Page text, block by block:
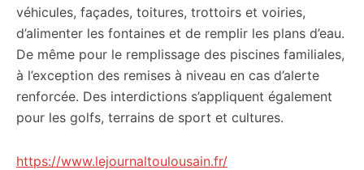
véhicules, façades, toitures, trottoirs et voiries,
d’alimenter les fontaines et de remplir les plans d’eau.
De même pour le remplissage des piscines familiales,
à l’exception des remises à niveau en cas d’alerte
renforcée. Des interdictions s’appliquent également
pour les golfs, terrains de sport et cultures.
https://www.lejournaltoulousain.fr/